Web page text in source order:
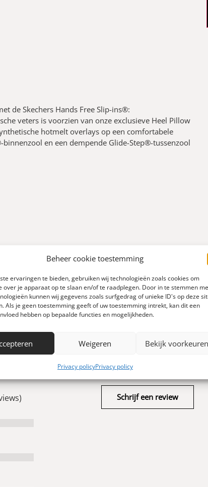
Beheer cookie toestemming
ervaringen te bieden, gebruiken wij technologieën zoals cookies om
over je apparaat op te slaan en/of te raadplegen. Door in te stemmen
kunnen wij gegevens zoals surfgedrag of unieke ID's op deze
Als je geen toestemming geeft of uw toestemming intrekt, kan dit een
hebben op bepaalde functies en mogelijkheden.
Weigeren Bekijk voorkeuren
Privacy policyPrivacy policy
de Skechers Hands Free Slip-ins®:
veters is voorzien van onze exclusieve Heel Pillow
hotmelt overlays op een comfortabele
en een dempende Glide-Step®-tussenzool
Schrijf een review